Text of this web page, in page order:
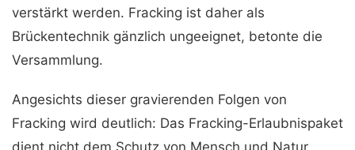
verstärkt werden. Fracking ist daher als
Brückentechnik gänzlich ungeeignet, betonte die
Versammlung.
Angesichts dieser gravierenden Folgen von
Fracking wird deutlich: Das Fracking-Erlaubnispaket
dient nicht dem Schutz von Mensch und Natur,